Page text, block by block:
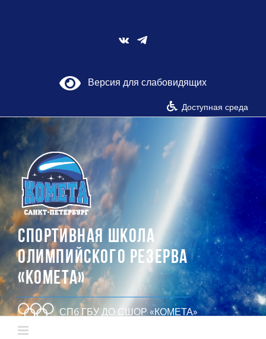
Vk
Версия для слабовидящих
Доступная среда
СПОРТИВНАЯ ШКОЛА
ОЛИМПИЙСКОГО РЕЗЕРВА
«КОМЕТА»
СПб ГБУ ДО СШОР «КОМЕТА»